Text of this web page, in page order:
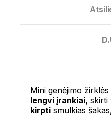
Mini genėjimo
lengvi įrankiai, skirti
kirptismulkias